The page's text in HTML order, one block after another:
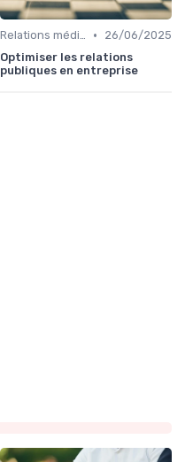
Relations médias & presse •
26/06/2025
Optimiser les relations
publiques en entreprise